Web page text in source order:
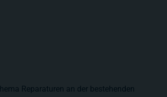
Reparaturen an der bestehenden